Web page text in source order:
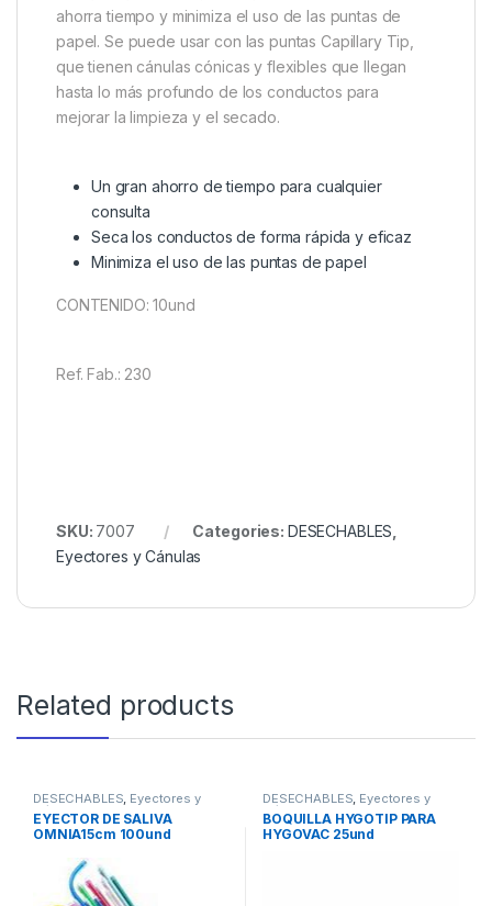
ahorra tiempo y minimiza el uso de las puntas de
papel. Se puede usar con las puntas Capillary Tip,
que tienen cánulas cónicas y flexibles que llegan
hasta lo más profundo de los conductos para
mejorar la limpieza y el secado.
Un gran ahorro de tiempo para cualquier
consulta
Seca los conductos de forma rápida y eficaz
Minimiza el uso de las puntas de papel
CONTENIDO: 10und
Ref. Fab.: 230
SKU: 7007 Categories: DESECHABLES
Eyectores y Cánulas
Related products
DESECHABLES Eyectores y
Cánulas
EYECTOR DE SALIVA
OMNIA15cm 100und
DESECHABLES Eyectores y
Cánulas
BOQUILLA HYGOTIP PARA
HYGOVAC 25und